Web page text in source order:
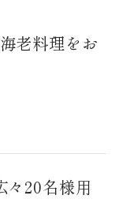
老料理をお
々20名様用